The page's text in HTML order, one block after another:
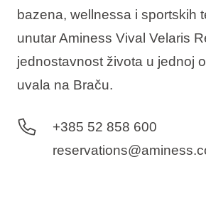
bazena, wellnessa i sportskih
unutar Aminess Vival Velaris
jednostavnost života u jednoj
uvala na Braču.
+385 52 858 600